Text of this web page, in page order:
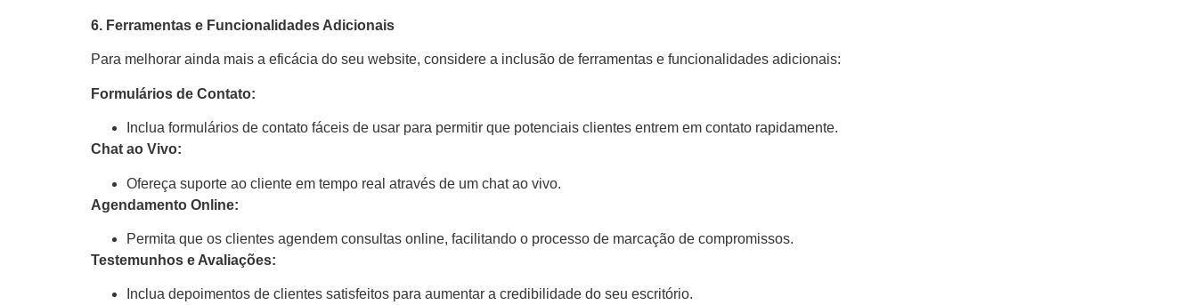
6. Ferramentas e Funcionalidades Adicionais
Para melhorar ainda mais a eficácia do seu website, considere a inclusão de ferramentas e funcionalidades adicionais:
Formulários de Contato:
Inclua formulários de contato fáceis de usar para permitir que potenciais clientes entrem em contato rapidamente.
Chat ao Vivo:
Ofereça suporte ao cliente em tempo real através de um chat ao vivo.
Agendamento Online:
Permita que os clientes agendem consultas online, facilitando o processo de marcação de compromissos.
Testemunhos e Avaliações:
Inclua depoimentos de clientes satisfeitos para aumentar a credibilidade do seu escritório.